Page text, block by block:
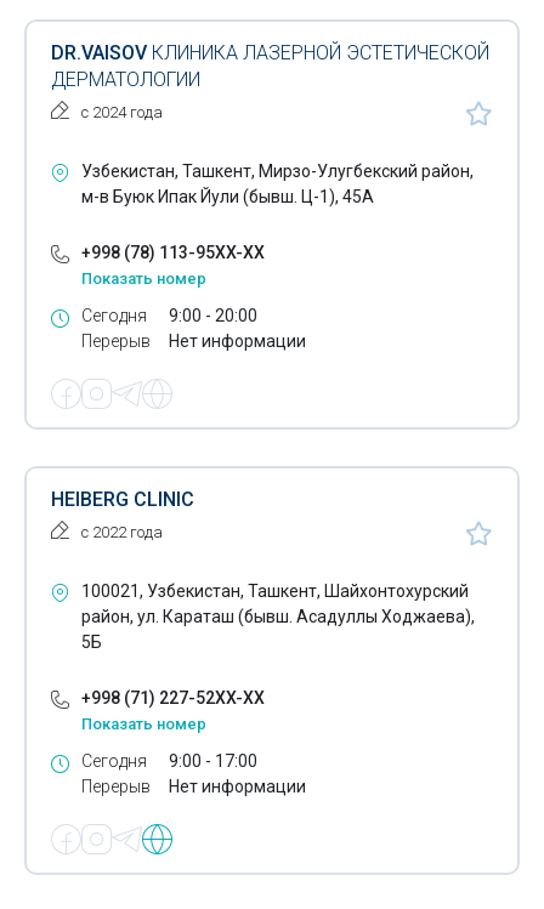
Кодирование по Довженко
Кольпоскопия
Консультации психологов
Коррекция сколиоза
Косметологическое оборудование
Криотерапия
Кровопускание хиджама
Лабораторные исследования
Лазерная хирургия
Лазерное лечение
Лекарственные препараты
Лечение алкоголизма
Лечение гипергидроза
Лечение задержки психофизического развития у детей
DR.VAISOV КЛИНИКА ЛАЗЕРНОЙ ЭСТЕТИЧЕСКОЙ
ДЕРМАТОЛОГИИ
с 2024 года
Узбекистан, Ташкент, Мирзо-Улугбекский район,
м-в Буюк Ипак Йули (бывш. Ц-1), 45А
+998 (78) 113-95XX-XX
Показать номер
Сегодня
Перерыв
9:00 - 20:00
Нет информации
HEIBERG CLINIC
с 2022 года
100021, Узбекистан, Ташкент, Шайхонтохурский
район, ул. Караташ (бывш. Асадуллы Ходжаева),
5Б
+998 (71) 227-52XX-XX
Показать номер
Сегодня
Перерыв
9:00 - 17:00
Нет информации